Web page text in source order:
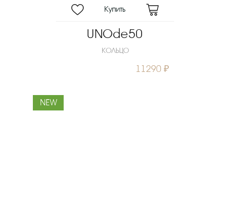
UNOde50
КОЛЬЦО
11290 ₽
NEW